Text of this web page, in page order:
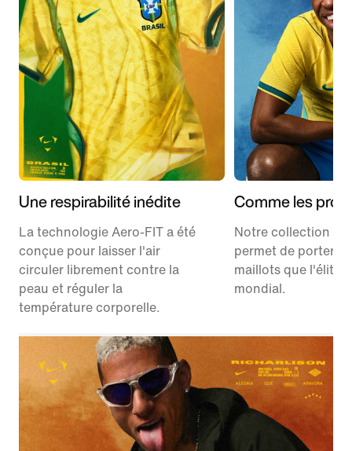
Une respirabilité inédite
La technologie Aero-FIT a été
conçue pour laisser l'air
circuler librement contre la
peau et réguler la
température corporelle.
Comme les pros
Notre collection
permet de porter
maillots que l'élite
mondial.